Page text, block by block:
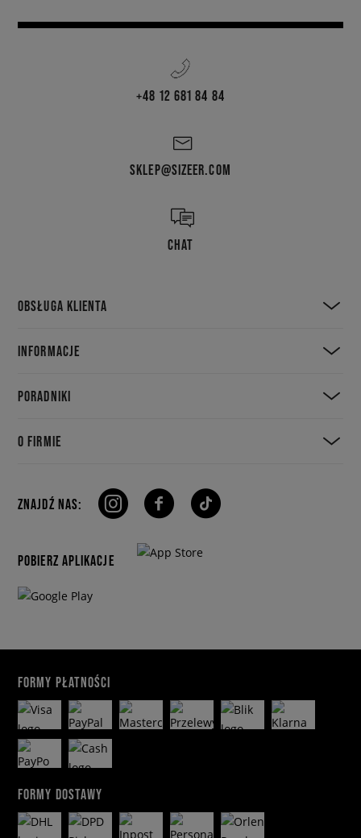
+48 12 681 84 84
SKLEP@SIZEER.COM
CHAT
OBSŁUGA KLIENTA
INFORMACJE
PORADNIKI
O FIRMIE
ZNAJDŹ NAS:
POBIERZ APLIKACJE
FORMY PŁATNOŚCI
FORMY DOSTAWY